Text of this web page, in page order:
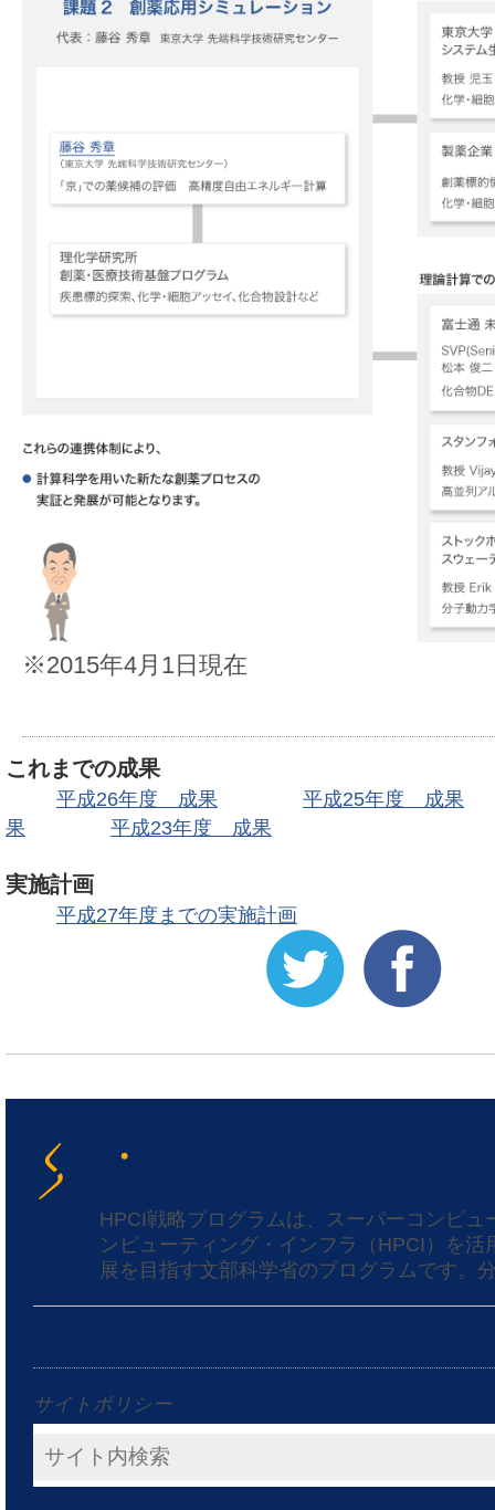
※2015年4月1日現在
これまでの成果
平成26年度 成果
平成25年度 成果
果
平成23年度 成果
実施計画
平成27年度までの実施計画
HPCI戦略プログラムは、スーパーコンピ
ンピューティング・インフラ（HPCI）を
展を目指す文部科学省のプログラムです。
サイトポリシー